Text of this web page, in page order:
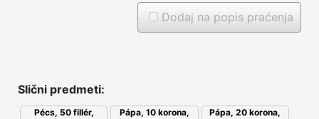
Dodaj na popis praćenja
Slični predmeti:
Pécs, 50 fillér,
Pápa, 10 korona,
Pápa, 20 korona,